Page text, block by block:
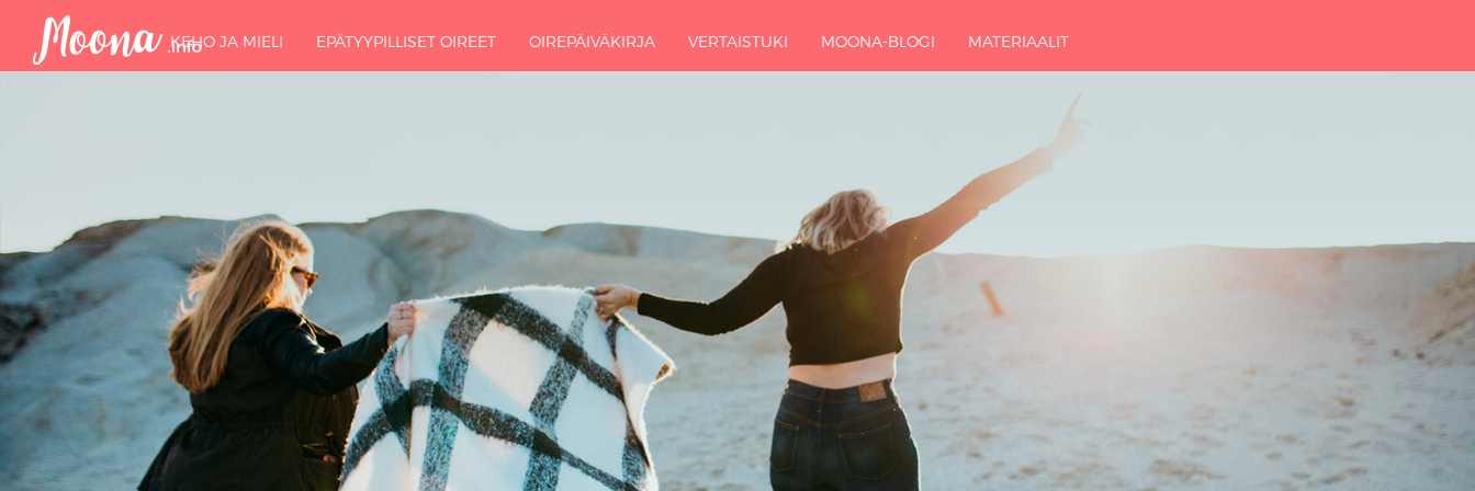
KEHO JA MIELI EPÄTYYPILLISET OIREET OIREPÄIVÄKIRJA VERTAISTUKI MOONA-BLOGI MATERIAALIT